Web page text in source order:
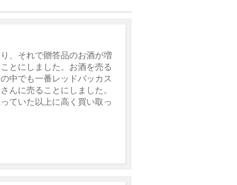
、それで贈答品のお酒が増
とにしました。お酒を売る
中でも一番レッドバッカス
んに売ることにしました。
ていた以上に高く買い取っ